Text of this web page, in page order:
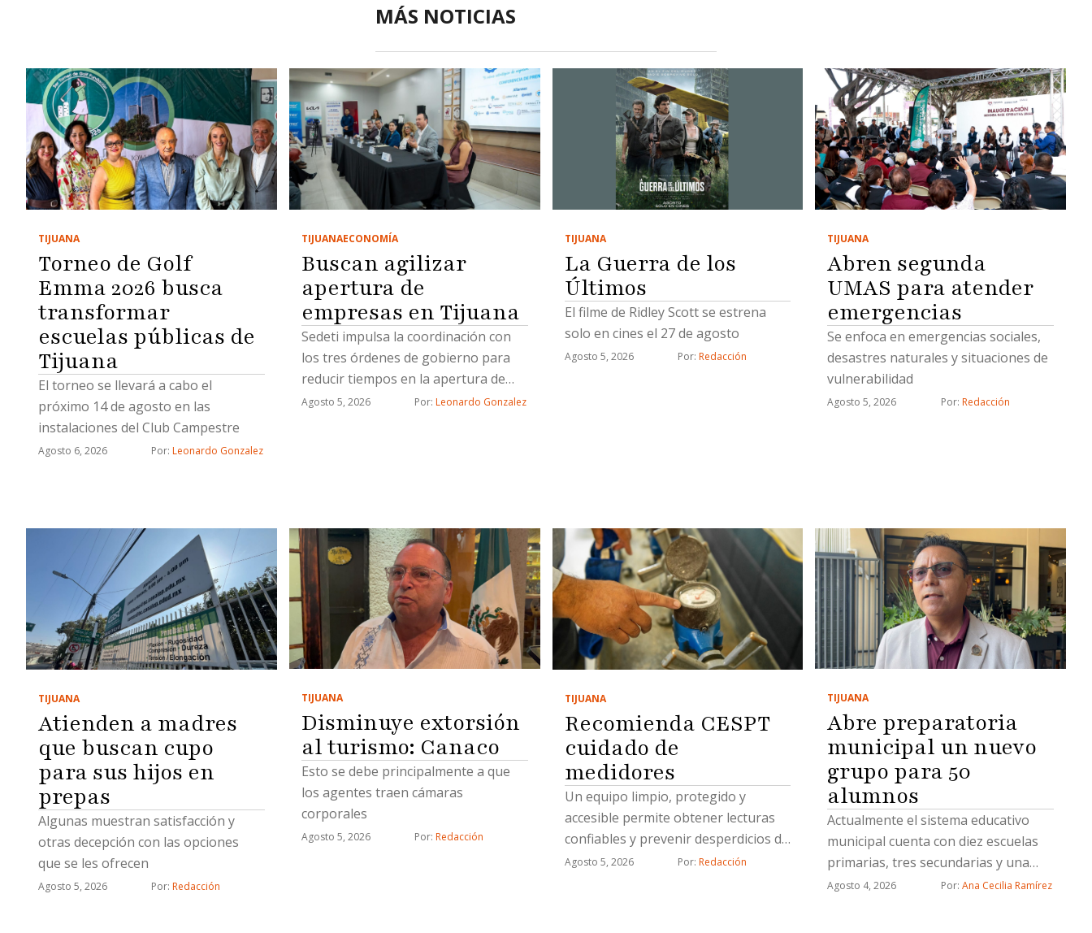
MÁS NOTICIAS
TIJUANA
Torneo de Golf
Emma 2026 busca
transformar
escuelas públicas de
Tijuana
El torneo se llevará a cabo el
próximo 14 de agosto en las
instalaciones del Club Campestre
Agosto 6, 2026 Por: Leonardo Gonzalez
TIJUANAECONOMÍA
Buscan agilizar
apertura de
empresas en Tijuana
Sedeti impulsa la coordinación con
los tres órdenes de gobierno para
reducir tiempos en la apertura de
nuevos negocios
Agosto 5, 2026 Por: Leonardo Gonzalez
TIJUANA
La Guerra de los
Últimos
El filme de Ridley Scott se estrena
solo en cines el 27 de agosto
Agosto 5, 2026 Por: Redacción
TIJUANA
Abren segunda
UMAS para atender
emergencias
Se enfoca en emergencias sociales,
desastres naturales y situaciones de
vulnerabilidad
Agosto 5, 2026 Por: Redacción
TIJUANA
Atienden a madres
que buscan cupo
para sus hijos en
prepas
Algunas muestran satisfacción y
otras decepción con las opciones
que se les ofrecen
Agosto 5, 2026 Por: Redacción
TIJUANA
Disminuye extorsión
al turismo: Canaco
Esto se debe principalmente a que
los agentes traen cámaras
corporales
Agosto 5, 2026 Por: Redacción
TIJUANA
Recomienda CESPT
cuidado de
medidores
Un equipo limpio, protegido y
accesible permite obtener lecturas
confiables y prevenir desperdicios de
agua
Agosto 5, 2026 Por: Redacción
TIJUANA
Abre preparatoria
municipal un nuevo
grupo para 50
alumnos
Actualmente el sistema educativo
municipal cuenta con diez escuelas
primarias, tres secundarias y una
preparatoria
Agosto 4, 2026 Por: Ana Cecilia Ramírez